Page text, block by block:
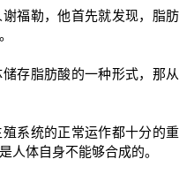
福勒，他首先就发现，脂肪
存脂肪酸的一种形式，那从
系统的正常运作都十分的重
人体自身不能够合成的。